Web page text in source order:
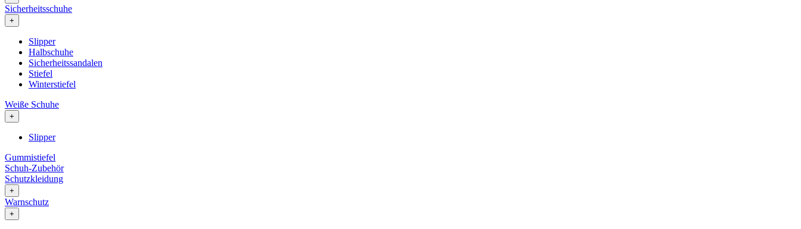
Sicherheitsschuhe
+
Slipper
Halbschuhe
Sicherheitssandalen
Stiefel
Winterstiefel
Weiße Schuhe
+
Slipper
Gummistiefel
Schuh-Zubehör
Schutzkleidung
+
Warnschutz
+